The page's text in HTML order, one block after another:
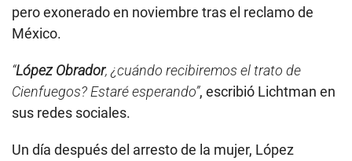
pero exonerado en noviembre tras el reclamo de
México.
“López Obrador, ¿cuándo recibiremos el trato de
Cienfuegos? Estaré esperando”, escribió Lichtman en
sus redes sociales.
Un día después del arresto de la mujer, López